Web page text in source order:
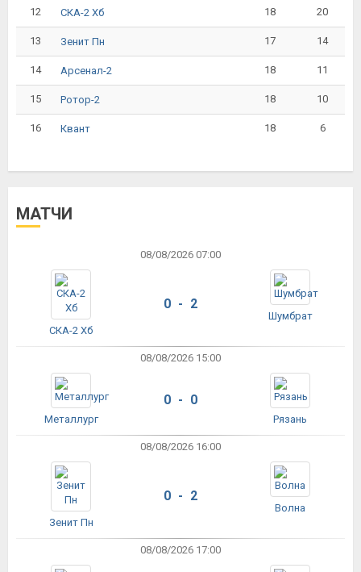
12 СКА-2 Хб 18 20
13 Зенит Пн 17 14
14 Арсенал-2 18 11
15 Ротор-2 18 10
16 Квант 18 6
МАТЧИ
08/08/2026 07:00
СКА-2 Хб
0 - 2
Шумбрат
08/08/2026 15:00
Металлург
0 - 0
Рязань
08/08/2026 16:00
Зенит Пн
0 - 2
Волна
08/08/2026 17:00